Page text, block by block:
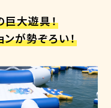
大遊具！
が勢ぞろい！